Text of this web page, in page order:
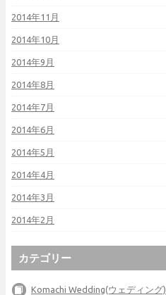
2014年11月
2014年10月
2014年9月
2014年8月
2014年7月
2014年6月
2014年5月
2014年4月
2014年3月
2014年2月
カテゴリー
Komachi Wedding(ウェディング)